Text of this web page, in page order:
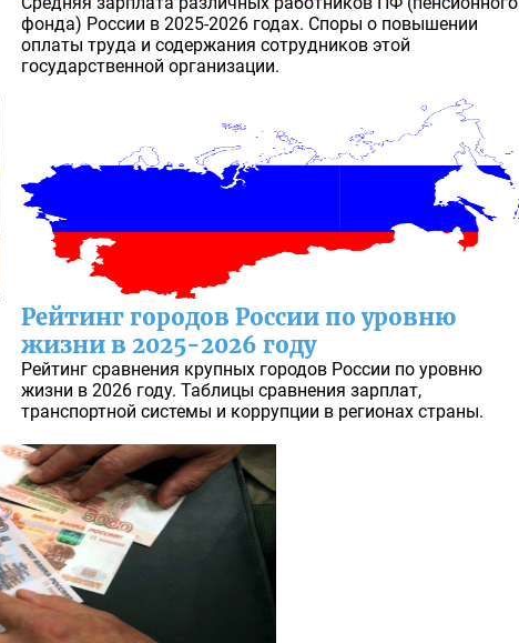
фонда) России в 2025-2026 годах. Споры о повышении
оплаты труда и содержания сотрудников этой
государственной организации.
Рейтинг городов России по уровню
жизни в 2025-2026 году
Рейтинг сравнения крупных городов России по уровню
жизни в 2026 году. Таблицы сравнения зарплат,
транспортной системы и коррупции в регионах страны.